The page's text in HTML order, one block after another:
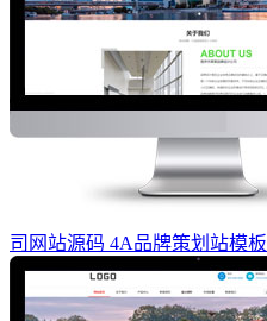
司网站源码 4A品牌策划站模板